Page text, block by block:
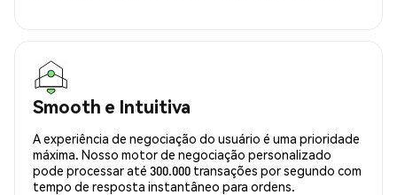
Smooth e Intuitiva
A experiência de negociação do usuário é uma prioridade
máxima. Nosso motor de negociação personalizado
pode processar até 300.000 transações por segundo com
tempo de resposta instantâneo para ordens.